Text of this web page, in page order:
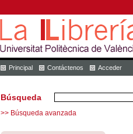
Principal Contáctenos Acceder
Búsqueda
>> Búsqueda avanzada